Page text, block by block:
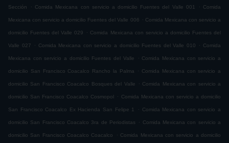
Sección . Comida Mexicana con servicio a domicilio Fuentes del Valle 001 . Comida
Mexicana con servicio a domicilio Fuentes del Valle 006 . Comida Mexicana con servicio a
domicilio Fuentes del Valle 029 . Comida Mexicana con servicio a domicilio Fuentes del
Valle 027 . Comida Mexicana con servicio a domicilio Fuentes del Valle 010 . Comida
Mexicana con servicio a domicilio Fuentes del Valle . Comida Mexicana con servicio a
domicilio San Francisco Coacalco Rancho la Palma . Comida Mexicana con servicio a
domicilio San Francisco Coacalco Bosques del Valle . Comida Mexicana con servicio a
domicilio San Francisco Coacalco Cosmopol . Comida Mexicana con servicio a domicilio
San Francisco Coacalco Ex Hacienda San Felipe 1 . Comida Mexicana con servicio a
domicilio San Francisco Coacalco 3ra de Periodistas . Comida Mexicana con servicio a
domicilio San Francisco Coacalco Coacalco . Comida Mexicana con servicio a domicilio